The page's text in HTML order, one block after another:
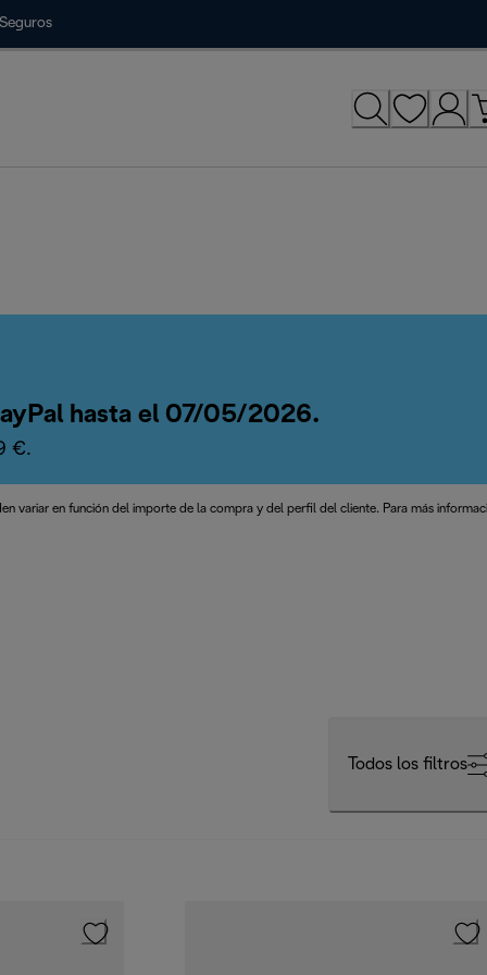
hasta el 07/05/2026.
€.
variar en función del importe de la compra y del perfil del cliente. Para más
Todos los filtros